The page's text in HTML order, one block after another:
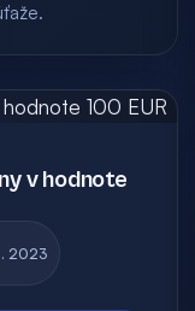
v hodnote
2023